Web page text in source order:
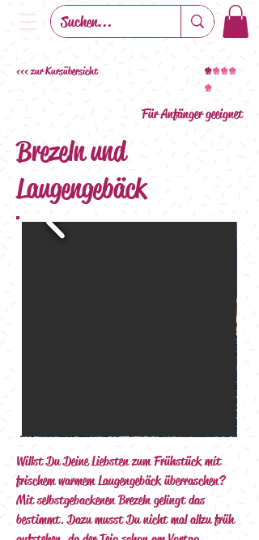
<<< zur Kursübersicht ++++
+
Für Anfänger geeignet
Brezeln und
Laugengebäck
Willst Du Deine Liebsten zum Frühstück mit
frischem warmem Laugengebäck überraschen?
Mit selbstgebackenen Brezeln gelingt das
bestimmt. Dazu musst Du nicht mal allzu früh